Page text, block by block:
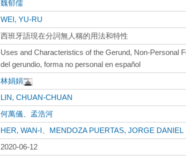
魏郁儒
WEI, YU-RU
西班牙語現在分詞無人稱的用法和特性
Uses and Characteristics of the Gerund, Non-Personal
del gerundio, forma no personal en español
林娟娟
LIN, CHUAN-CHUAN
何萬儀
孟浩河
HER, WAN-I
MENDOZA PUERTAS, JORGE DANIEL
2020-06-12